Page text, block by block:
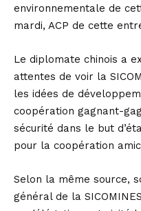
environnementale de
mardi, ACP de cette
Le diplomate chinois a
attentes de voir la
les idées de
coopération gagnant-
sécurité dans le but
pour la coopération
Selon la même source,
général de la